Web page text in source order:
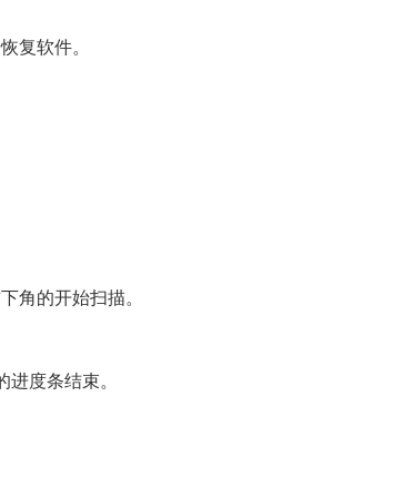
复软件。
角的开始扫描。
度条结束。